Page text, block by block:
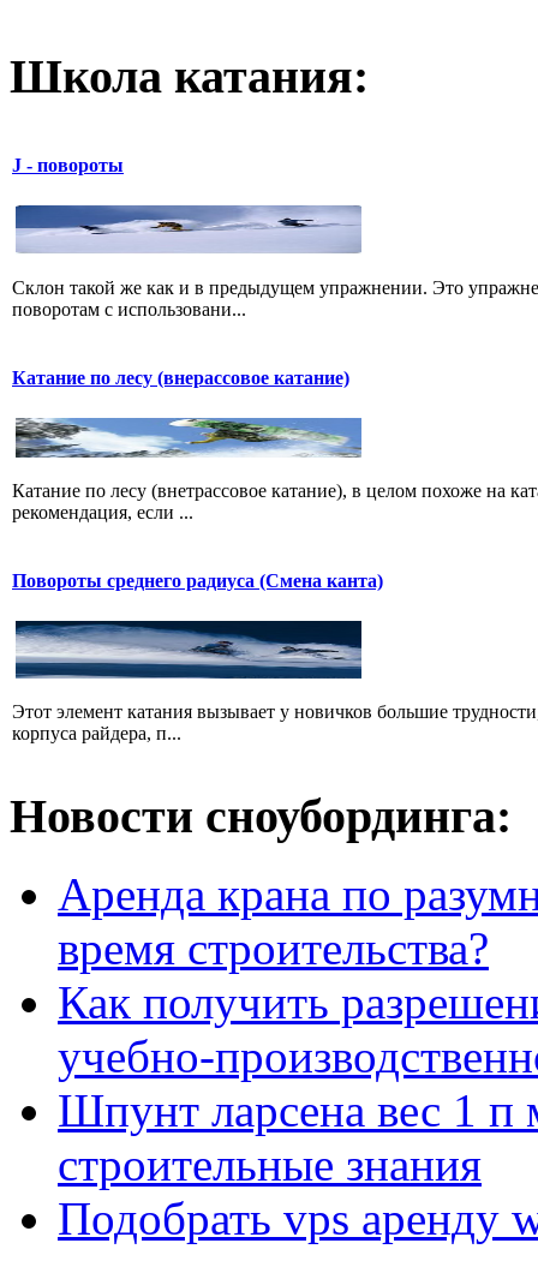
Школа катания:
J - повороты
Склон такой же как и в предыдущем упражнении. Это
поворотам с использовани...
Катание по лесу (внерассовое катание)
Катание по лесу (внетрассовое катание), в целом похоже на
рекомендация, если ...
Повороты среднего радиуса (Смена канта)
Этот элемент катания вызывает у новичков большие
корпуса райдера, п...
Новости сноубординга:
Аренда крана по
время строительства?
Как получить
учебно-
Шпунт ларсена вес 1 п
строительные знания
Подобрать vps аренду